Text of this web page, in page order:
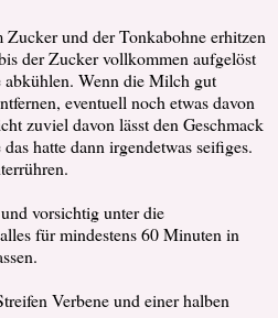
und der Tonkabohne erhitzen
der Zucker vollkommen aufgelöst
Wenn die Milch gut
eventuell noch etwas davon
zuviel davon lässt den Geschmack
hatte dann irgendetwas seifiges.
vorsichtig unter die
für mindestens 60 Minuten in
Verbene und einer halben